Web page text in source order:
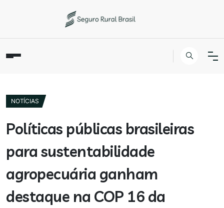
NOTÍCIAS
Políticas públicas brasileiras
para sustentabilidade
agropecuária ganham
destaque na COP 16 da